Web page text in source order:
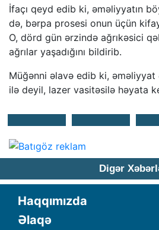
İfaçı qeyd edib ki, əməliyyatın
də, bərpa prosesi onun üçün
O, dörd gün ərzində ağrıkəsici
ağrılar yaşadığını bildirib.
Müğənni əlavə edib ki, əməliyyat
ilə deyil, lazer vasitəsilə həyata
Digər
Haqqımızda
Əlaqə